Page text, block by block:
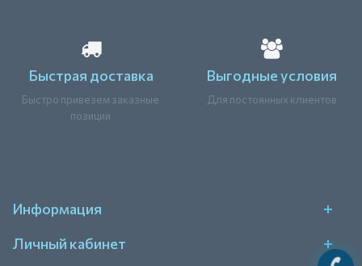
Быстрая доставка
Быстро привезем заказные
позиции
Выгодные условия
Для постоянных клиентов
Информация
Личный кабинет